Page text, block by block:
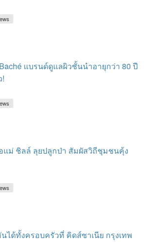
แบรนด์ดูแลผิวชั้นนำอายุกว่า 80 ปี
แม่ ชิลล์ ลุยปลูกป่า สัมผัสวิถีชุมชนคุ้ง
ได้ทั้งครอบครัวที่ คิดส์ซาเนีย กรุงเทพ